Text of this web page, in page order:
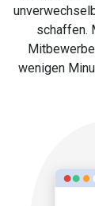
schaffen.
wenigen